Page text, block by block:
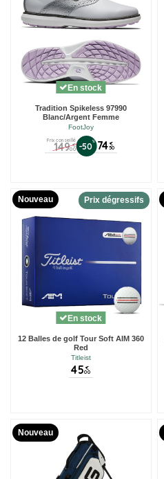
En stock
Tradition Spikeless 97990
Blanc/Argent Femme
FootJoy
Prix conseillé
149 €
00 -50% 74 €
50
Prix dégressifs
Nouveau
En stock
12 Balles de golf Tour Soft AIM 360
Red
Titleist
45 €
00
Nouveau